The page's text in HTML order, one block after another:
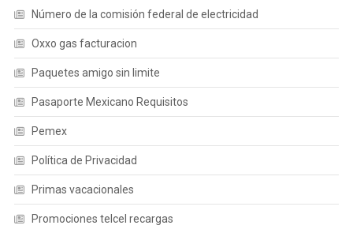
Número de la comisión federal de electricidad
Oxxo gas facturacion
Paquetes amigo sin limite
Pasaporte Mexicano Requisitos
Pemex
Política de Privacidad
Primas vacacionales
Promociones telcel recargas